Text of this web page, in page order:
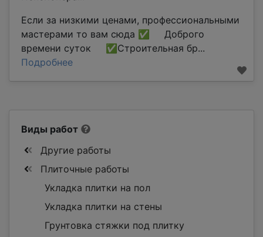
Если за низкими ценами, профессиональными
мастерами то вам сюда ✅ Доброго
времени суток ✅Строительная бр...
Подробнее
Виды работ
Другие работы
Плиточные работы
Укладка плитки на пол
Укладка плитки на стены
Грунтовка стяжки под плитку